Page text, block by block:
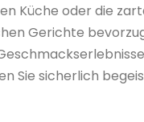
Küche oder die
Gerichte
Sie sicherlich